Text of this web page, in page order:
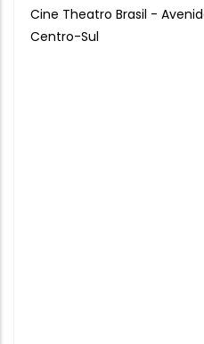
Cine Theatro Brasil -
Centro-Sul